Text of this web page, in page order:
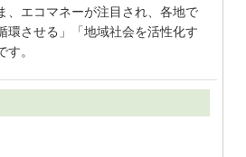
、エコマネーが注目され、各地で
環させる」「地域社会を活性化す
。